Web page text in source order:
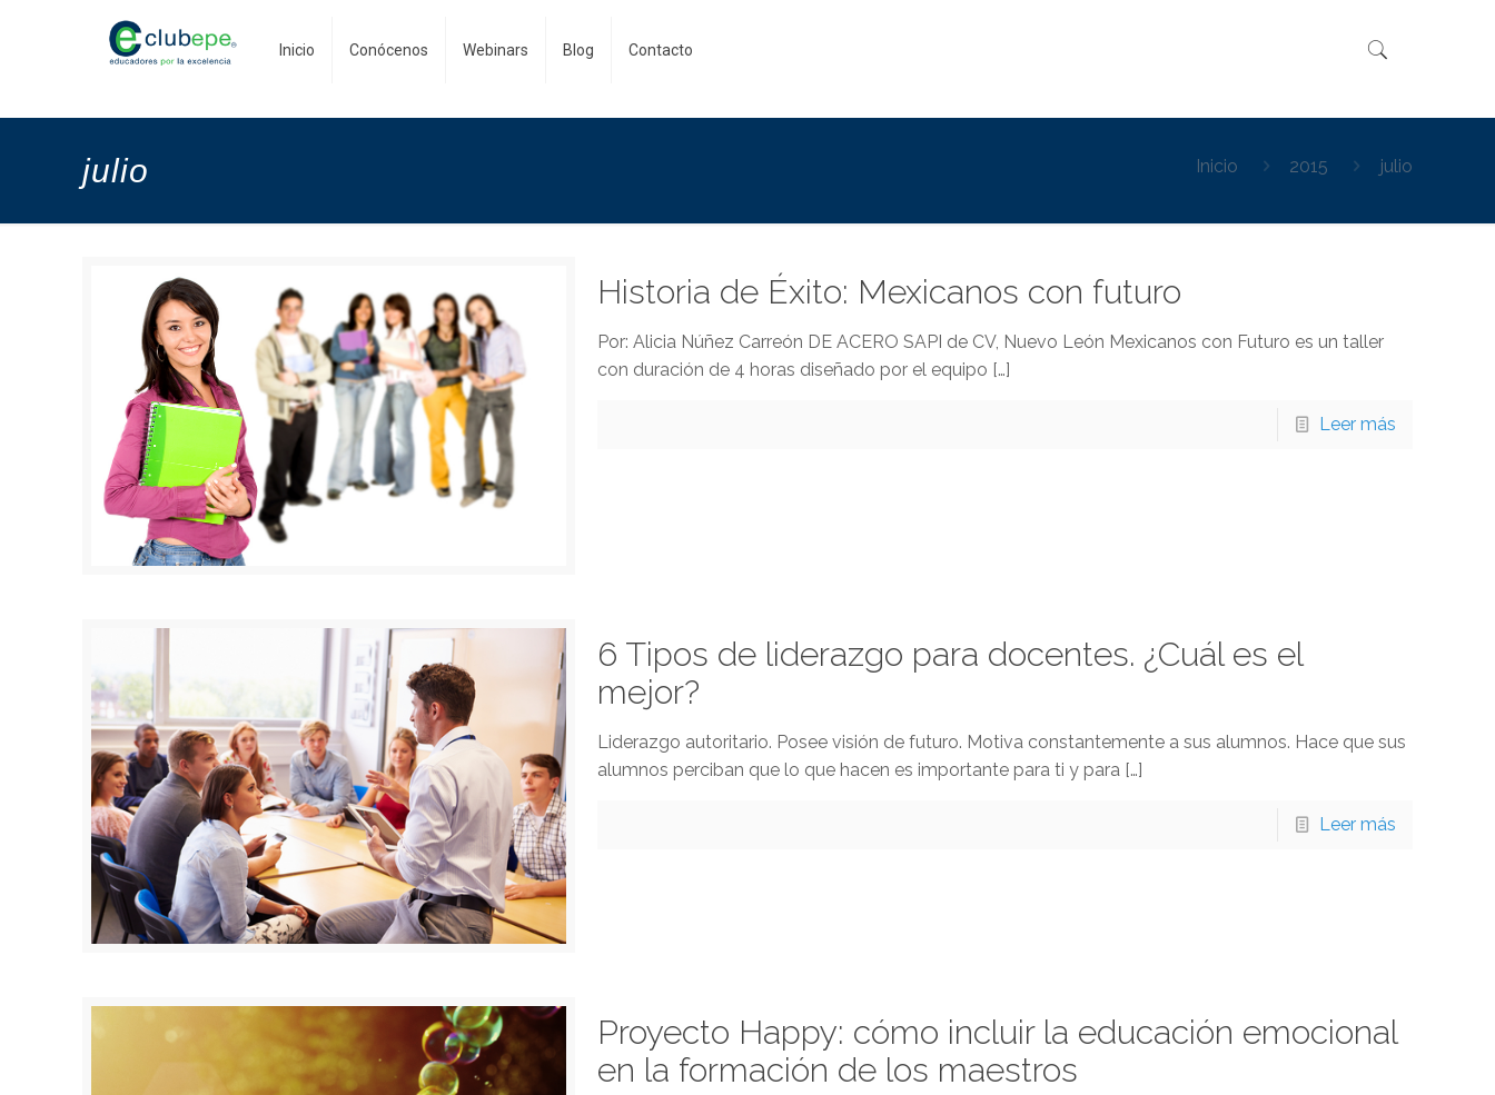
Inicio Conócenos Webinars Blog Contacto
julio Inicio 2015 julio
Historia de Éxito: Mexicanos con futuro
Por: Alicia Núñez Carreón DE ACERO SAPI de CV, Nuevo León Mexicanos con Futuro es un taller
con duración de 4 horas diseñado por el equipo […]
Leer más
6 Tipos de liderazgo para docentes. ¿Cuál es el
mejor?
Liderazgo autoritario. Posee visión de futuro. Motiva constantemente a sus alumnos. Hace que sus
alumnos perciban que lo que hacen es importante para ti y para […]
Leer más
Proyecto Happy: cómo incluir la educación emocional
en la formación de los maestros